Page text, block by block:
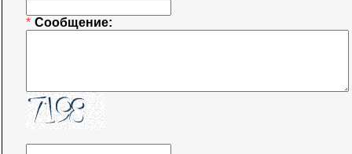
* Сообщение: